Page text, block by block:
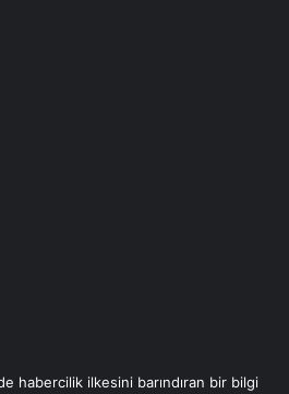
habercilik ilkesini barındıran bir bilgi